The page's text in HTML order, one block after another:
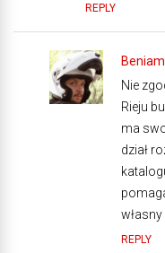
REPLY
Nie
Rieju
ma
dział
własny
REPLY